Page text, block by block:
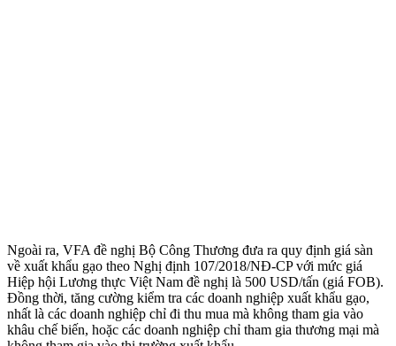
Ngoài ra, VFA đề nghị Bộ Công Thương đưa ra quy định giá sàn
về xuất khẩu gạo theo Nghị định 107/2018/NĐ-CP với mức giá
Hiệp hội Lương thực Việt Nam đề nghị là 500 USD/tấn (giá FOB).
Đồng thời, tăng cường kiểm tra các doanh nghiệp xuất khẩu gạo,
nhất là các doanh nghiệp chỉ đi thu mua mà không tham gia vào
khâu chế biến, hoặc các doanh nghiệp chỉ tham gia thương mại mà